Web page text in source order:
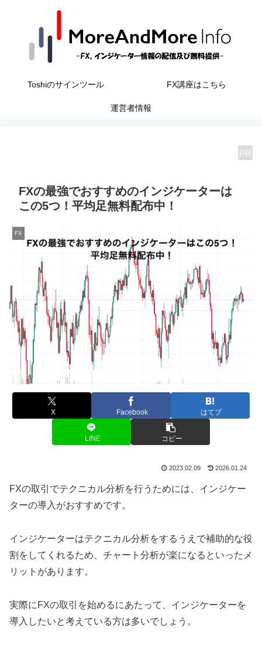
Toshiのサインツール FX講座はこちら
運営者情報
PR
FXの最強でおすすめのインジケーターは
この5つ！平均足無料配布中！
FX
X Facebook はてブ
LINE コピー
2023.02.09 2026.01.24
FXの取引でテクニカル分析を行うためには、インジケー
ターの導入がおすすめです。
インジケーターはテクニカル分析をするうえで補助的な役
割をしてくれるため、チャート分析が楽になるといったメ
リットがあります。
実際にFXの取引を始めるにあたって、インジケーターを
導入したいと考えている方は多いでしょう。